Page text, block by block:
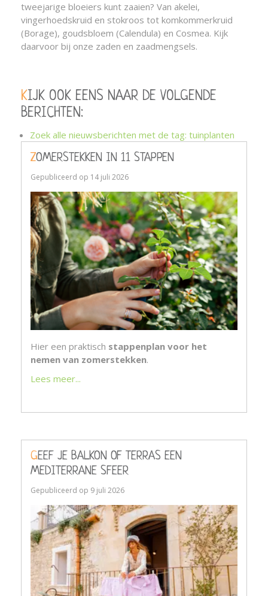
tweejarige bloeiers kunt zaaien? Van akelei,
vingerhoedskruid en stokroos tot komkommerkruid
(Borage), goudsbloem (Calendula) en Cosmea. Kijk
daarvoor bij onze zaden en zaadmengsels.
KIJK OOK EENS NAAR DE VOLGENDE
BERICHTEN:
Zoek alle nieuwsberichten met de tag: tuinplanten
ZOMERSTEKKEN IN 11 STAPPEN
Gepubliceerd op 14 juli 2026
Hier een praktisch stappenplan voor het
nemen van zomerstekken.
Lees meer...
GEEF JE BALKON OF TERRAS EEN
MEDITERRANE SFEER
Gepubliceerd op 9 juli 2026